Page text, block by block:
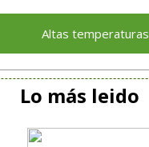
temperaturas y déficit
Lo más leido